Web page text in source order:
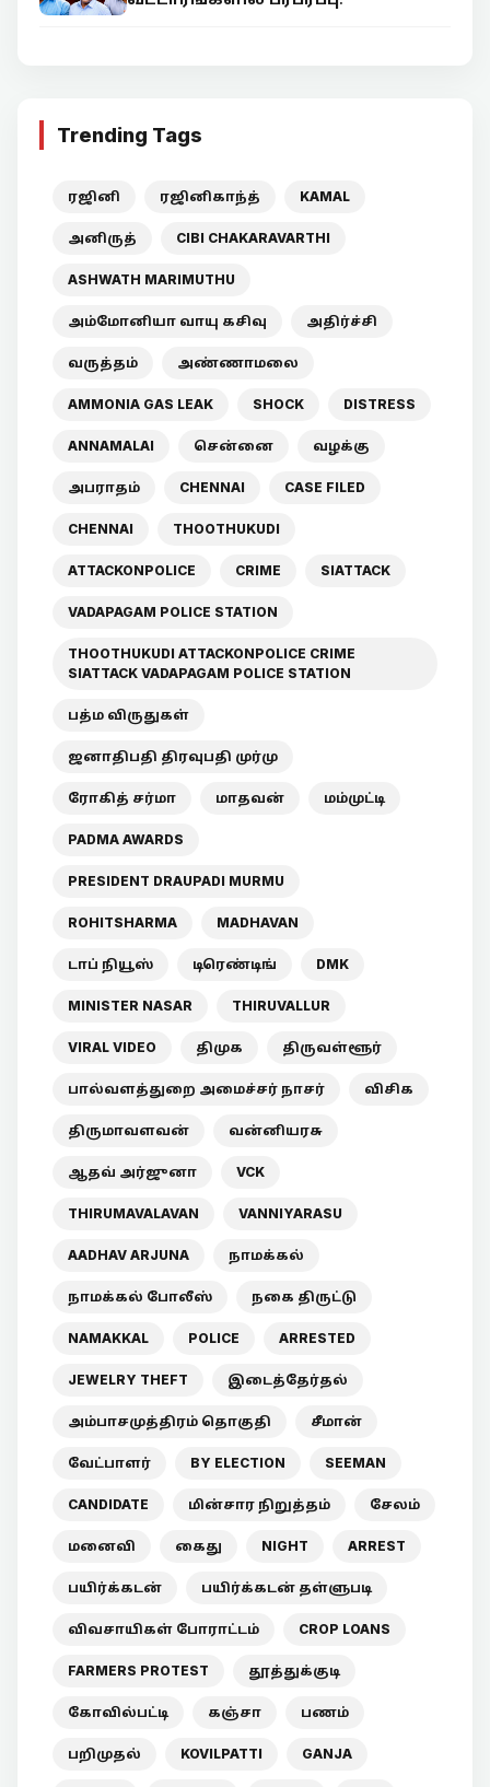
Trending Tags
ரஜினி ரஜினிகாந்த் KAMAL
அனிருத் CIBI CHAKARAVARTHI
ASHWATH MARIMUTHU
அம்மோனியா வாயு கசிவு அதிர்ச்சி
வருத்தம் அண்ணாமலை
AMMONIA GAS LEAK SHOCK DISTRESS
ANNAMALAI சென்னை வழக்கு
அபராதம் CHENNAI CASE FILED
CHENNAI THOOTHUKUDI
ATTACKONPOLICE CRIME SIATTACK
VADAPAGAM POLICE STATION
THOOTHUKUDI ATTACKONPOLICE CRIME
SIATTACK VADAPAGAM POLICE STATION
பத்ம விருதுகள்
ஜனாதிபதி திரவுபதி முர்மு
ரோகித் சர்மா மாதவன் மம்முட்டி
PADMA AWARDS
PRESIDENT DRAUPADI MURMU
ROHITSHARMA MADHAVAN
டாப் நியூஸ் டிரெண்டிங் DMK
MINISTER NASAR THIRUVALLUR
VIRAL VIDEO திமுக திருவள்ளூர்
பால்வளத்துறை அமைச்சர் நாசர் விசிக
திருமாவளவன் வன்னியரசு
ஆதவ் அர்ஜுனா VCK
THIRUMAVALAVAN VANNIYARASU
AADHAV ARJUNA நாமக்கல்
நாமக்கல் போலீஸ் நகை திருட்டு
NAMAKKAL POLICE ARRESTED
JEWELRY THEFT இடைத்தேர்தல்
அம்பாசமுத்திரம் தொகுதி சீமான்
வேட்பாளர் BY ELECTION SEEMAN
CANDIDATE மின்சார நிறுத்தம் சேலம்
மனைவி கைது NIGHT ARREST
பயிர்க்கடன் பயிர்க்கடன் தள்ளுபடி
விவசாயிகள் போராட்டம் CROP LOANS
FARMERS PROTEST தூத்துக்குடி
கோவில்பட்டி கஞ்சா பணம்
பறிமுதல் KOVILPATTI GANJA